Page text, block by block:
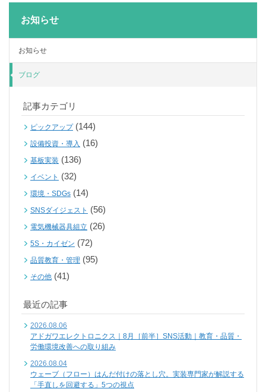
お知らせ
お知らせ
ブログ
記事カテゴリ
ピックアップ(144)
設備投資・導入 (16)
基板実装 (136)
イベント (32)
環境・SDGs (14)
SNSダイジェスト (56)
電気機械器具組立 (26)
5S・カイゼン (72)
品質教育・管理 (95)
その他 (41)
最近の記事
2026.08.06
アドガワエレクトロニクス｜8月［前半］SNS活動｜教育・品質・
労働環境改善への取り組み
2026.08.04
ウェーブ（フロー）はんだ付けの落とし穴。実装専門家が解説する
「手直しを回避する」5つの視点